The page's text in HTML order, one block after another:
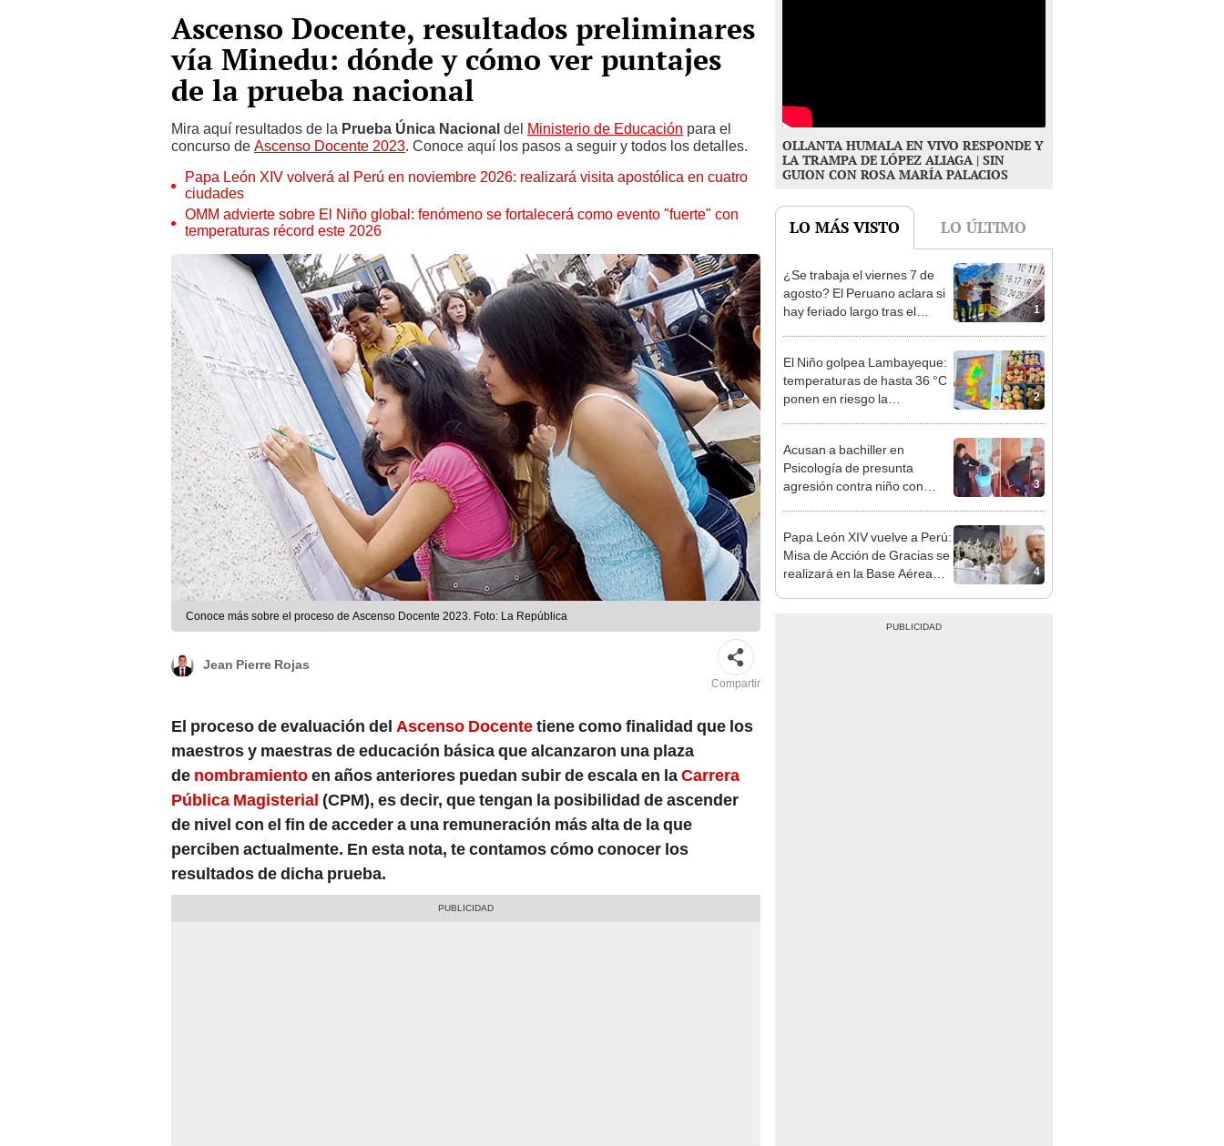
Ascenso Docente, resultados preliminares
vía Minedu: dónde y cómo ver puntajes
de la prueba nacional
Mira aquí resultados de la Prueba Única Nacional del Ministerio de Educación para el
concurso de Ascenso Docente 2023. Conoce aquí los pasos a seguir y todos los detalles.
Papa León XIV volverá al Perú en noviembre 2026: realizará visita apostólica en cuatro
ciudades
OMM advierte sobre El Niño global: fenómeno se fortalecerá como evento "fuerte" con
temperaturas récord este 2026
Conoce más sobre el proceso de Ascenso Docente 2023. Foto: La República
Jean Pierre Rojas
Compartir
El proceso de evaluación del Ascenso Docentetiene como finalidad que los
maestros y maestras de educación básica que alcanzaron una plaza
de nombramientoen años anteriores puedan subir de escala en laCarrera
Pública Magisterial (CPM), es decir, que tengan la posibilidad de ascender
de nivel con el fin de acceder a una remuneración más alta de la que
perciben actualmente. En esta nota, te contamos cómo conocer los
resultados de dicha prueba.
OLLANTA HUMALA EN VIVO RESPONDE Y
LA TRAMPA DE LÓPEZ ALIAGA | SIN
GUION CON ROSA MARÍA PALACIOS
LO MÁS VISTO LO ÚLTIMO
1
¿Se trabaja el viernes 7 de
agosto? El Peruano aclara si
hay feriado largo tras el
2
El Niño golpea Lambayeque:
temperaturas de hasta 36 °C
ponen en riesgo la
3
Acusan a bachiller en
Psicología de presunta
agresión contra niño con
4
Papa León XIV vuelve a Perú:
Misa de Acción de Gracias se
realizará en la Base Aérea